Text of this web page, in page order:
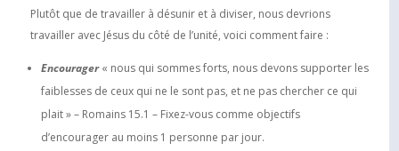
Plutôt que de travailler à désunir et à diviser, nous devrions
travailler avec Jésus du côté de l’unité, voici comment faire :
Encourager« nous qui sommes forts, nous devons supporter les
faiblesses de ceux qui ne le sont pas, et ne pas chercher ce qui
plait » – Romains 15.1 – Fixez-vous comme objectifs
d’encourager au moins 1 personne par jour.